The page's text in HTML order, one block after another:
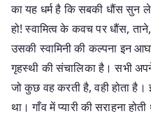
का यह धर्म है कि सबकी धौंस सुन
हो! स्वामित्व के कवच पर धौंस,
उसकी स्वामिनी की कल्पना इन
गृहस्थी की संचालिका है। सभी
जो कुछ वह करती है, वही होता
था। गाँव में प्यारी की सराहना